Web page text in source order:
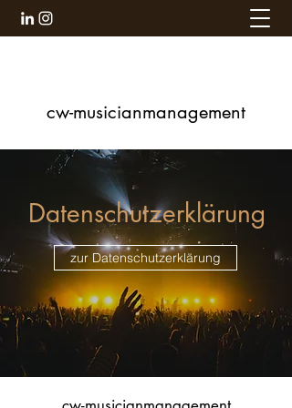
cw-musicianmanagement
Datenschutzerklärung
zur Datenschutzerklärung